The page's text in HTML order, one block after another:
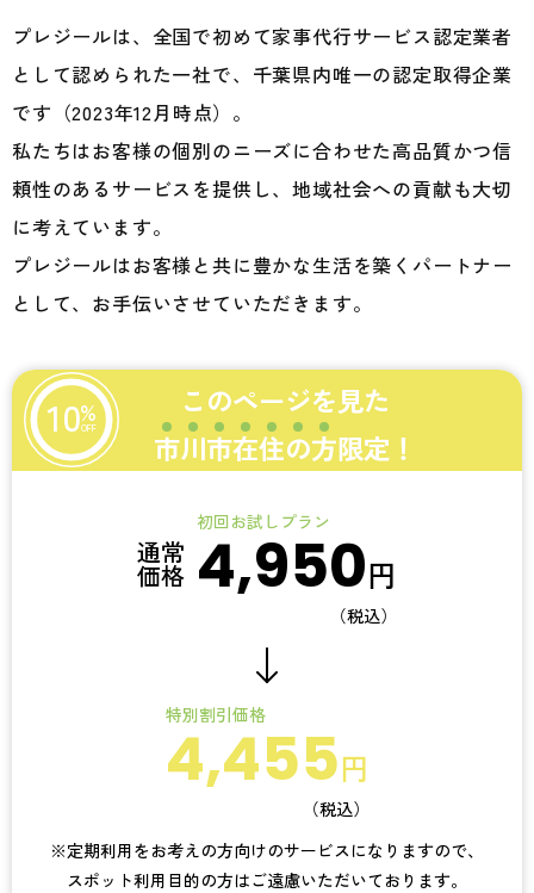
プレジールは、全国で初めて家事代行サービス認定業者
として認められた一社で、千葉県内唯一の認定取得企業
です（2023年12月時点）。
私たちはお客様の個別のニーズに合わせた高品質かつ信
頼性のあるサービスを提供し、地域社会への貢献も大切
に考えています。
プレジールはお客様と共に豊かな生活を築くパートナー
として、お手伝いさせていただきます。
10%
OFF
このページを見た
市川市在住の方限定！
通常
価格
初回お試しプラン
4,950円
（税込）
特別割引価格
4,455円
（税込）
※定期利用をお考えの方向けのサービスになりますので、
スポット利用目的の方はご遠慮いただいております。